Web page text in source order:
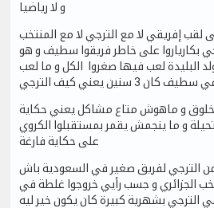
و لا رياضيا
لقب إفريقي لا مع الترجي لا مع المنتخب
بكارياروا على خاطر فريقوا سطيف و هو
البليدة لعب فيها صغروا الكل و ما لعب
سطيف كان 3 سنين يعني كيف الترجي
و خلوق و ماهوش متاع مشاكل يعني حكاية
و ما ينجمش يقمر بمستقبلوا الكروي
على حكاية فارغة
من الترجي لفريق صغير في السعودية باش
الجزائري و جسب رأيي خروجوا غلطة في
الترجي بشهرية كبيرة كان يكون خير ليه